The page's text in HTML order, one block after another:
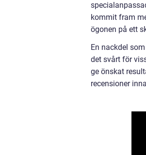
kommit fram
ögonen på ett
En nackdel
det svårt för
ge önskat
recensioner